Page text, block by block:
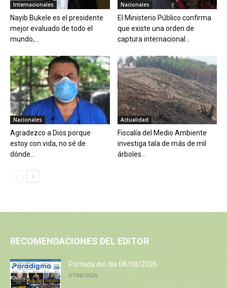
Internacionales
Nayib Bukele es el presidente
mejor evaluado de todo el
mundo,...
Nacionales
El Ministerio Público confirma
que existe una orden de
captura internacional...
Nacionales
Agradezco a Dios porque
estoy con vida, no sé de
dónde...
Actualidad
Fiscalía del Medio Ambiente
investiga tala de más de mil
árboles...
RECOMENDACIONES DEL EDITOR
Portada del día 08/08/2026
07/08/2026